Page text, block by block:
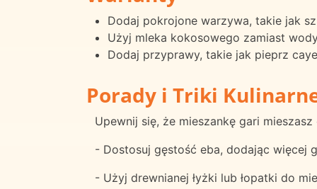
Dodaj pokrojone warzywa, takie jak
Użyj mleka kokosowego zamiast
Dodaj przyprawy, takie jak pieprz
Porady i Triki
Upewnij się, że mieszankę gari
- Dostosuj gęstość eba, dodając więcej
- Użyj drewnianej łyżki lub łopatki do